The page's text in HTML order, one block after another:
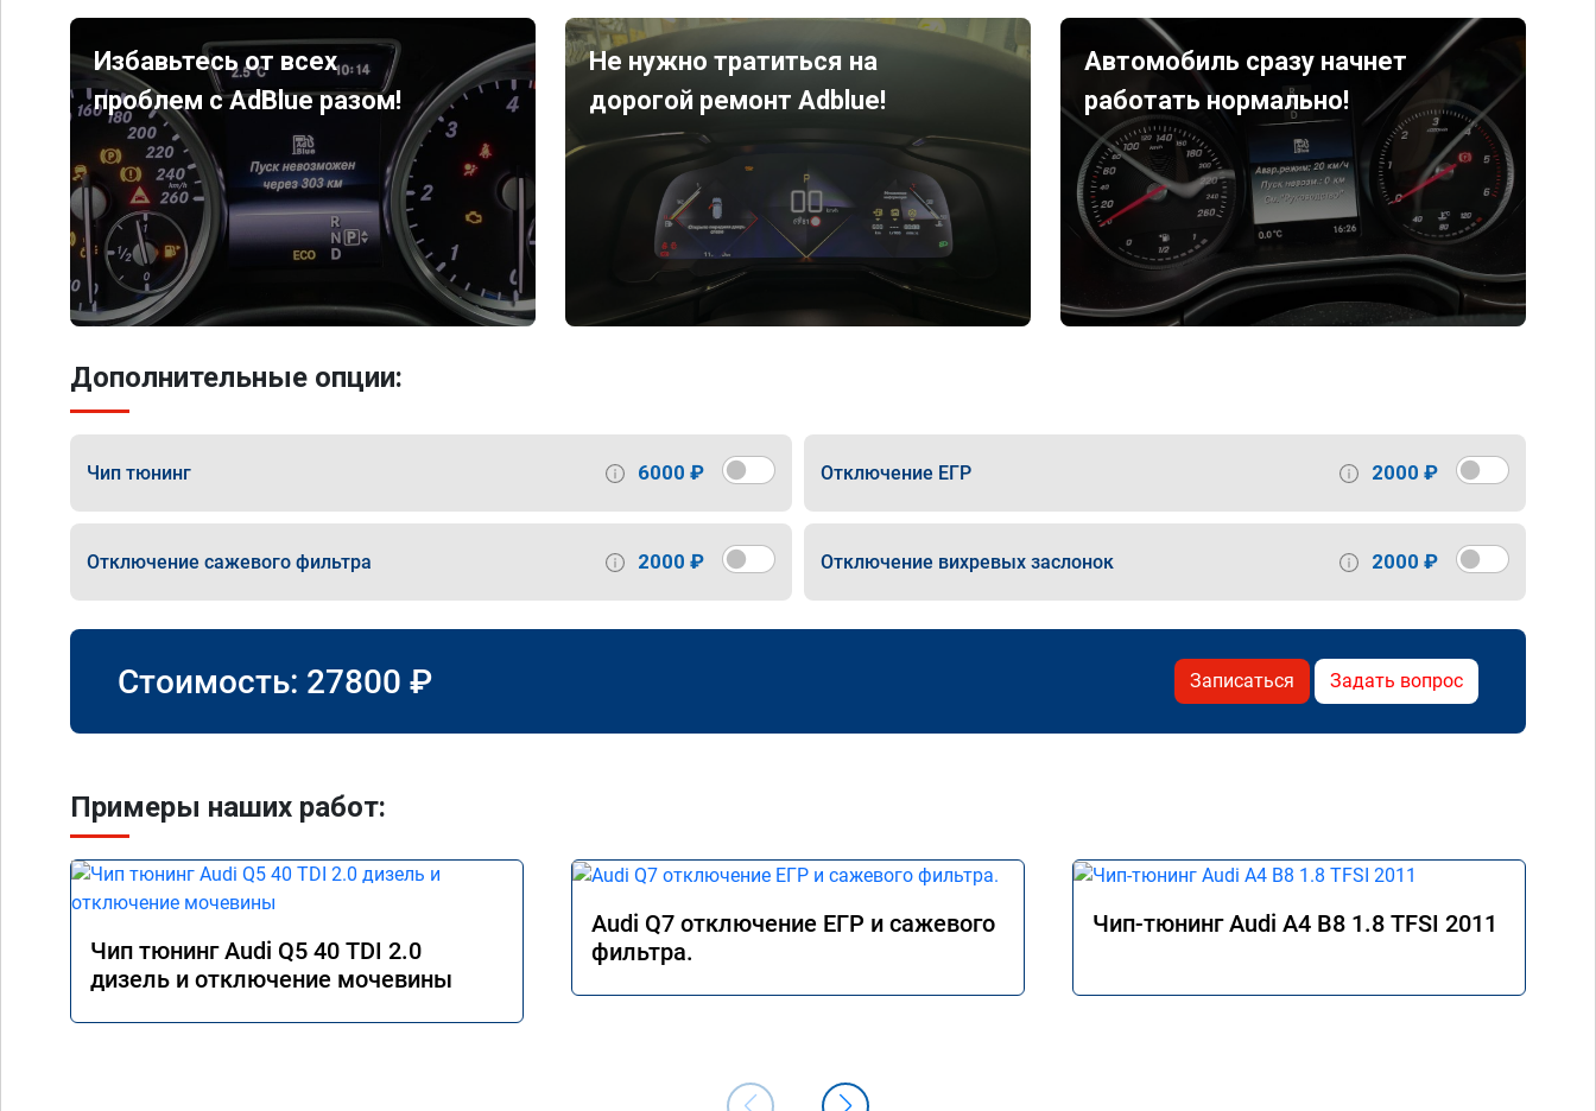
Избавьтесь от всех
проблем с AdBlue разом!
Не нужно тратиться на
дорогой ремонт Adblue!
Автомобиль сразу начнет
работать нормально!
Дополнительные опции:
Чип тюнинг 6000 ₽ Отключение ЕГР 2000 ₽
Отключение сажевого фильтра 2000 ₽ Отключение вихревых заслонок 2000 ₽
Стоимость: 27800 ₽ Записаться Задать вопрос
Примеры наших работ:
Чип тюнинг Audi Q5 40 TDI 2.0
дизель и отключение мочевины
Audi Q7 отключение ЕГР и сажевого
фильтра.
Чип-тюнинг Audi A4 B8 1.8 TFSI 2011